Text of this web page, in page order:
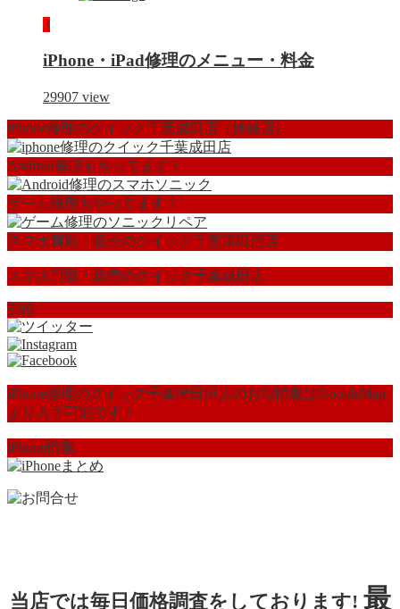
3
iPhone・iPad修理のメニュー・料金
29907 view
iPhone修理のクイック千葉成田店（姉妹店)
Android修理もやってます！
ゲーム修理もやってます！
スマホ買取・販売のクイック千葉津田沼店
スマホ買取・販売のクイック千葉成田店
SNS
iPhone修理のクイック千葉津田沼店のお得情報はGoogleMap
より入手可能です！
iPhone情報
当店では毎日価格調査をしております! 最